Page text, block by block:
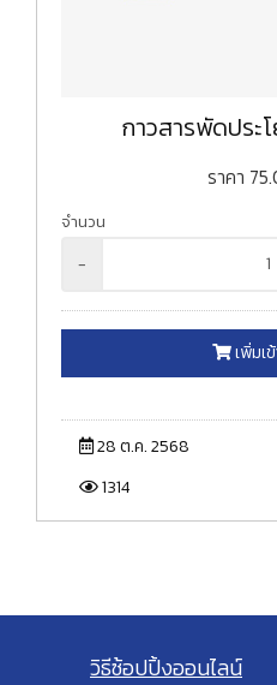
กาวสารพัดประ
ราคา
จำนวน
-
เพิ่มเ
28 ต.ค. 2568
1314
วิธีซ้อปปิ้งออนไลน์